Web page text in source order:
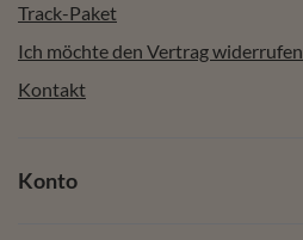
Track-Paket
Ich möchte den Vertrag widerrufen
Kontakt
Konto